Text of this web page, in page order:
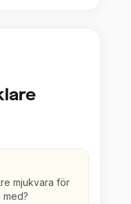
mjukvara för